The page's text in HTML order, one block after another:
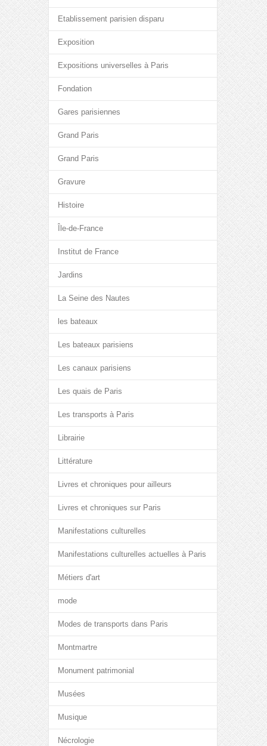
Etablissement parisien disparu
Exposition
Expositions universelles à Paris
Fondation
Gares parisiennes
Grand Paris
Grand Paris
Gravure
Histoire
Île-de-France
Institut de France
Jardins
La Seine des Nautes
les bateaux
Les bateaux parisiens
Les canaux parisiens
Les quais de Paris
Les transports à Paris
Librairie
Littérature
Livres et chroniques pour ailleurs
Livres et chroniques sur Paris
Manifestations culturelles
Manifestations culturelles actuelles à Paris
Métiers d'art
mode
Modes de transports dans Paris
Montmartre
Monument patrimonial
Musées
Musique
Nécrologie